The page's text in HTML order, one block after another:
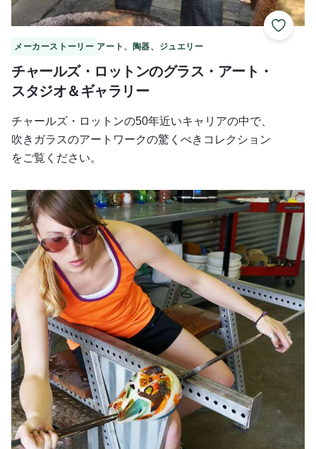
お気に
メーカーストーリー アート、陶器、ジュエリー
チャールズ・ロットンのグラス・アート・
スタジオ＆ギャラリー
チャールズ・ロットンの50年近いキャリアの中で、
吹きガラスのアートワークの驚くべきコレクション
をご覧ください。
スターブド・ロック・ホットグラス